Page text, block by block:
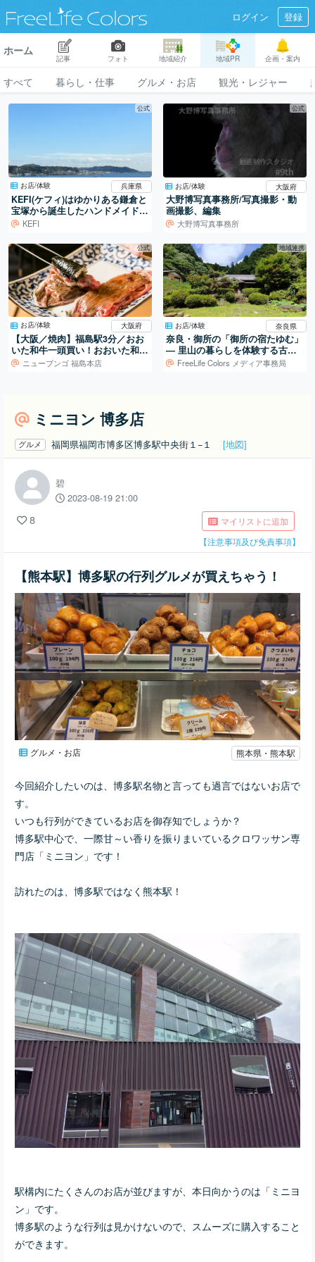
ログイン 登録
ホーム
記事 フォト 地域紹介 地域PR 企画・案内
すべて 暮らし・仕事 グルメ・お店 観光・レジャー
公式
お店/体験 兵庫県
KEFI(ケフィ)はゆかりある鎌倉と
宝塚から誕生したハンドメイドブ
ランド
KEFI
公式
お店/体験 大阪府
大野博写真事務所/写真撮影・動
画撮影、編集
大野博写真事務所
公式
お店/体験 大阪府
【大阪／焼肉】福島駅3分／おお
いた和牛一頭買い！おおいた和牛
専門焼肉店。
ニューブンゴ 福島本店
地域連携
お店/体験 奈良県
奈良・御所の「御所の宿たゆむ」
― 里山の暮らしを体験する古民
家宿FreeLife Colors メディア事務局
ミニヨン 博多店
グルメ 福岡県福岡市博多区博多駅中央街１−１ [地図]
碧
2023-08-19 21:00
8
マイリストに追加
【注意事項及び免責事項】
【熊本駅】博多駅の行列グルメが買えちゃう！
グルメ・お店 熊本県・熊本駅
今回紹介したいのは、博多駅名物と言っても過言ではないお店で
す。
いつも行列ができているお店を御存知でしょうか？
博多駅中心で、一際甘～い香りを振りまいているクロワッサン専
門店「ミニヨン」です！
訪れたのは、博多駅ではなく熊本駅！
駅構内にたくさんのお店が並びますが、本日向かうのは「ミニヨ
ン」です。
博多駅のような行列は見かけないので、スムーズに購入すること
ができます。